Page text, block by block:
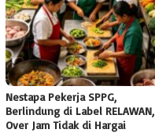
Nestapa Pekerja SPPG,
Berlindung di Label RELAWAN,
Over Jam Tidak di Hargai